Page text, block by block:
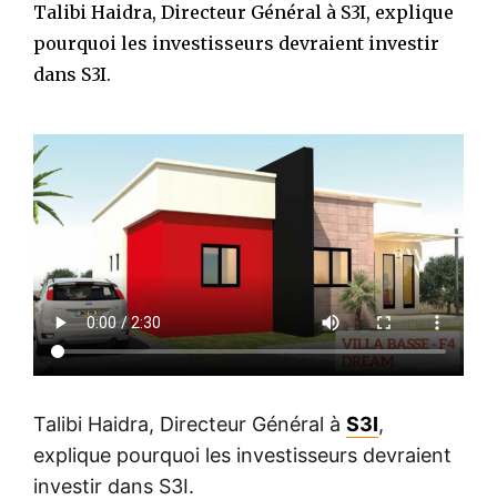
Talibi Haidra, Directeur Général à S3I, explique
pourquoi les investisseurs devraient investir
dans S3I.
Talibi Haidra, Directeur Général à S3I,
explique pourquoi les investisseurs devraient
investir dans S3I.